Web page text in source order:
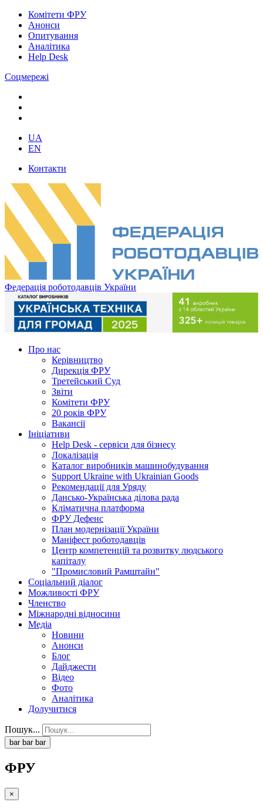
Комітети ФРУ
Анонси
Опитування
Аналітика
Help Desk
Соцмережі
UA
EN
Контакти
Федерація роботодавців України
Про нас
Керівництво
Дирекція ФРУ
Третейський Суд
Звіти
Комітети ФРУ
20 років ФРУ
Вакансії
Ініціативи
Help Desk - сервіси для бізнесу
Локалізація
Каталог виробників машинобудування
Support Ukraine with Ukrainian Goods
Рекомендації для Уряду
Дансько-Українська ділова рада
Кліматична платформа
ФРУ Дефенс
План модернізації України
Маніфест роботодавців
Центр компетенцій та розвитку людського
капіталу
"Промисловий Рамштайн"
Соціальний діалог
Можливості ФРУ
Членство
Міжнародні відносини
Медіа
Новини
Анонси
Блог
Дайджести
Відео
Фото
Аналітика
Долучитися
Пошук...
bar bar bar
ФРУ
×